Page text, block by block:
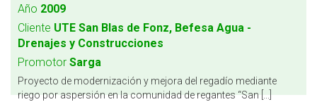
Año 2009
Cliente UTE San Blas de Fonz, Befesa Agua -
Drenajes y Construcciones
Promotor Sarga
Proyecto de modernización y mejora del regadío mediante
riego por aspersión en la comunidad de regantes “San [...]